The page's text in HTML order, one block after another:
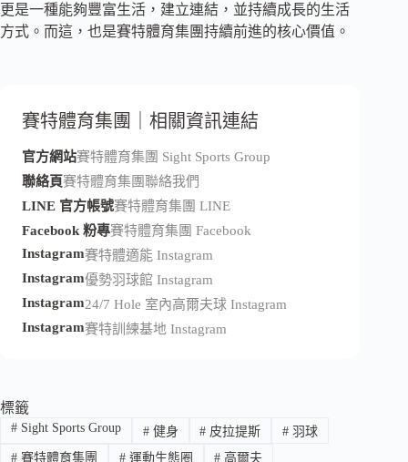
更是一種能夠豐富生活，建立連結，並持續成長的生活
方式。而這，也是賽特體育集團持續前進的核心價值。
賽特體育集團｜相關資訊連結
官方網站賽特體育集團 Sight Sports Group
聯絡頁賽特體育集團聯絡我們
LINE 官方帳號賽特體育集團 LINE
Facebook 粉專賽特體育集團 Facebook
Instagram賽特體適能 Instagram
Instagram優勢羽球館 Instagram
Instagram24/7 Hole 室內高爾夫球 Instagram
Instagram賽特訓練基地 Instagram
標籤
#Sight Sports Group #健身 # 皮拉提斯 # 羽球
#賽特體育集團 #運動生態圈 # 高爾夫